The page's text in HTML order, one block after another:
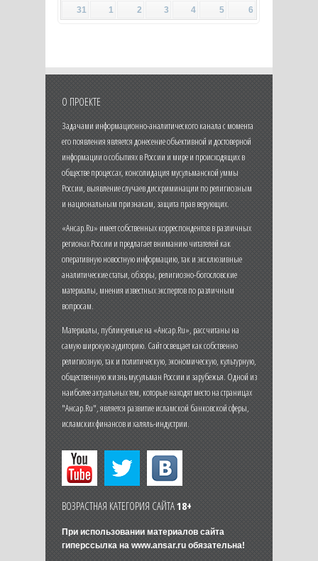
31
1 2 3 4 5 6
О ПРОЕКТЕ
Задачами информационно-аналитического канала с момента
его появления является донесение объективной и достоверной
информации о событиях в России и мире и происходящих в
обществе процессах, консолидация мусульманской уммы
России, выявление случаев дискриминации по религиозным
и национальным признакам, защита прав верующих.
«Ансар.Ru» имеет собственных корреспондентов в различных
регионах России и предлагает вниманию читателей как
оперативную новостную информацию, так и эксклюзивные
аналитические статьи, обзоры, религиозно-богословские
материалы, мнения известных экспертов по различным
вопросам.
Материалы, публикуемые на «Ансар.Ru», рассчитаны на
самую широкую аудиторию. Сайт освещает как собственно
религиозную, так и политическую, экономическую, культурную,
общественную жизнь мусульман России и зарубежья. Одной из
наиболее актуальных тем, которые находят место на страницах
"Ансар.Ru", является развитие исламской банковской сферы,
исламских финансов и халяль-индустрии.
ВОЗРАСТНАЯ КАТЕГОРИЯ САЙТА18+
При использовании материалов сайта
гиперссылка на www.ansar.ruобязательна!